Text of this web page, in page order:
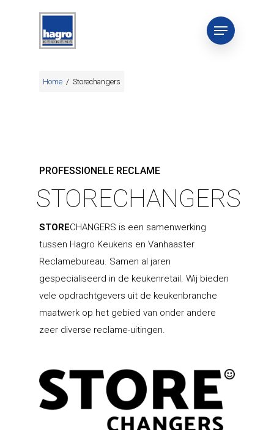
Home / Storechangers
PROFESSIONELE RECLAME
STORECHANGERS
STORECHANGERS is een samenwerking
tussen Hagro Keukens en Vanhaaster
Reclamebureau. Samen al jaren
gespecialiseerd in de keukenretail. Wij bieden
vele opdrachtgevers uit de keukenbranche
maatwerk op het gebied van onder andere
zeer diverse reclame-uitingen.